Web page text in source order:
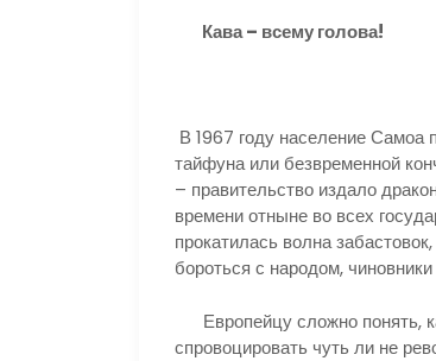
Кава – всему голова!
В 1967 году население Самоа
тайфуна или безвременной
– правительство издало
времени отныне во всех
прокатилась волна
бороться с народом,
Европейцу сложно понять,
спровоцировать чуть ли не